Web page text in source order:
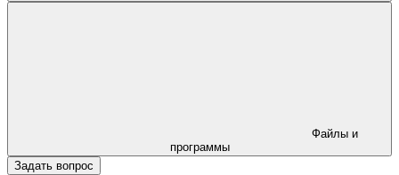
программы
Задать вопрос